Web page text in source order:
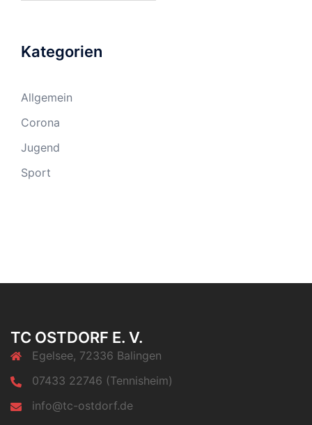
Kategorien
Allgemein
Corona
Jugend
Sport
TC OSTDORF E. V.
Egelsee, 72336 Balingen
07433 22746 (Tennisheim)
info@tc-ostdorf.de